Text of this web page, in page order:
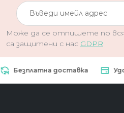
Може да се отпишете по
са защитени с нас GDPR
доставка Удобно